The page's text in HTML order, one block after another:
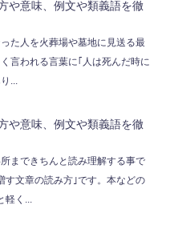
や意味、例文や類義語を徹
た人を火葬場や墓地に見送る最
言われる言葉に｢人は死んだ時に
...
や意味、例文や類義語を徹
まできちんと読み理解する事で
す文章の読み方｣です。本などの
軽く...